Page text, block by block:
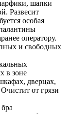
шапки
Развесит
особая
оператору.
и свободных
в зоне
дверцах,
от грязи